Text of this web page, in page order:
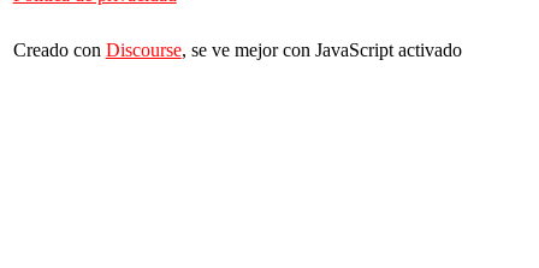
Creado con Discourse, se ve mejor con JavaScript activado